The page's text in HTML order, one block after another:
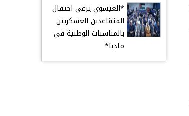
*العيسوي يرعى احتفال
المتقاعدين العسكريين
بالمناسبات الوطنية في
مادبا*